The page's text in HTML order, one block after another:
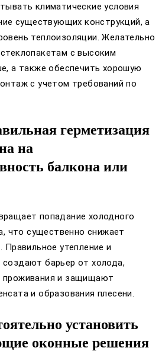
климатические условия
существующих конструкций, а
теплоизоляции. Желательно
с высоким
а также обеспечить хорошую
с учетом требований по
герметизация
на
балкона или
попадание холодного
что существенно снижает
утепление и
барьер от холода,
проживания и защищают
и образования плесени.
установить
оконные решения